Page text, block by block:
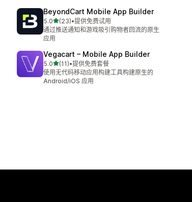
BeyondCart Mobile App Builder
5.0星（满分 5 星）
(23)
总共 23 条评论
•提供免费试用
通过推送通知和游戏吸引购物者回流的原生
应用
Vegacart – Mobile App Builder
5.0星（满分 5 星）
(11)
总共 11 条评论
•提供免费套餐
使用无代码移动应用构建工具构建原生的
Android/iOS 应用